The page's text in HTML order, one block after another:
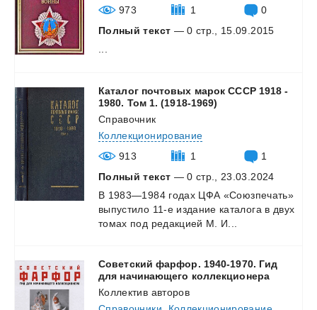
973
1
0
Полный текст — 0 стр., 15.09.2015
Каталог почтовых марок СССР 1918 -
1980. Том 1. (1918-1969)
Справочник
Коллекционирование
913
1
1
Полный текст — 0 стр., 23.03.2024
В 1983—1984 годах ЦФА «Союзпечать»
выпустило 11-е издание каталога в двух
томах под редакцией М. И...
Советский фарфор. 1940-1970. Гид
для начинающего коллекционера
Коллектив авторов